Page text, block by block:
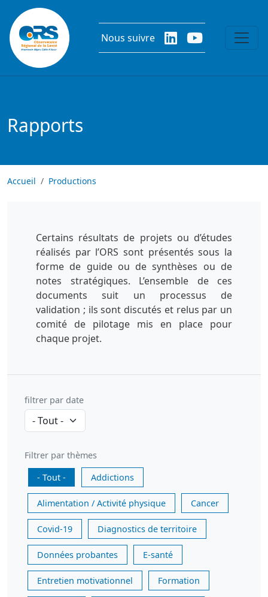
Aller au contenu principal
Nous suivre
Rapports
Accueil Productions
Certains résultats de projets ou d’études
réalisés par l’ORS sont présentés sous la
forme de guide ou de synthèses ou de
notes stratégiques. L’ensemble de ces
documents suit un processus de
validation ; ils sont discutés et relus par un
comité de pilotage mis en place pour
chaque projet.
filtrer par date
Filtrer par thèmes
- Tout -
Addictions
Alimentation / Activité physique Cancer
Covid-19 Diagnostics de territoire
Données probantes E-santé
Entretien motivationnel Formation